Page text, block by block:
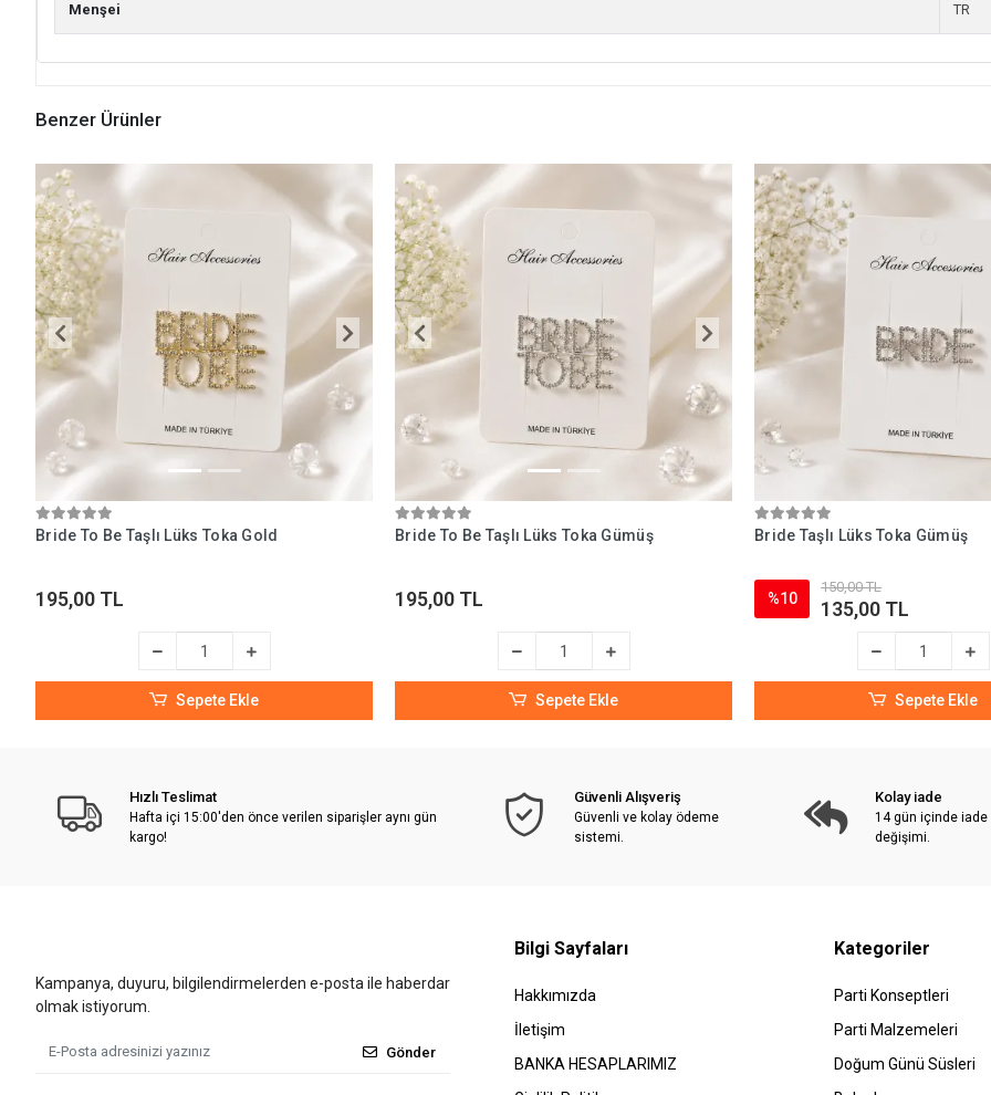
Menşei TR
Benzer Ürünler
Bride To Be Taşlı Lüks Toka Gold
195,00 TL
Sepete Ekle
Bride To Be Taşlı Lüks Toka Gümüş
195,00 TL
Sepete Ekle
Bride Taşlı Lüks Toka Gümüş
%10
150,00 TL
135,00 TL
Sepete Ekle
Hızlı Teslimat
Hafta içi 15:00'den önce verilen siparişler aynı gün
kargo!
Güvenli Alışveriş
Güvenli ve kolay ödeme
sistemi.
Kolay iade
14 gün içinde iade
değişimi.
Kampanya, duyuru, bilgilendirmelerden e-posta ile haberdar
olmak istiyorum.
Gönder
Bilgi Sayfaları
Hakkımızda
İletişim
BANKA HESAPLARIMIZ
Kategoriler
Parti Konseptleri
Parti Malzemeleri
Doğum Günü Süsleri